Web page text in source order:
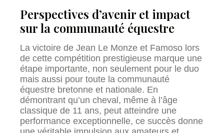
Perspectives d’avenir et impact
sur la communauté équestre
La victoire de Jean Le Monze et Famoso lors
de cette compétition prestigieuse marque une
étape importante, non seulement pour le duo
mais aussi pour toute la communauté
équestre bretonne et nationale. En
démontrant qu’un cheval, même à l’âge
classique de 11 ans, peut atteindre une
performance exceptionnelle, ce succès donne